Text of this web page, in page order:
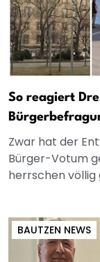
So reagiert
Zwar hat der
Bürger-Votum
herrschen völlig
BAUTZEN NEWS